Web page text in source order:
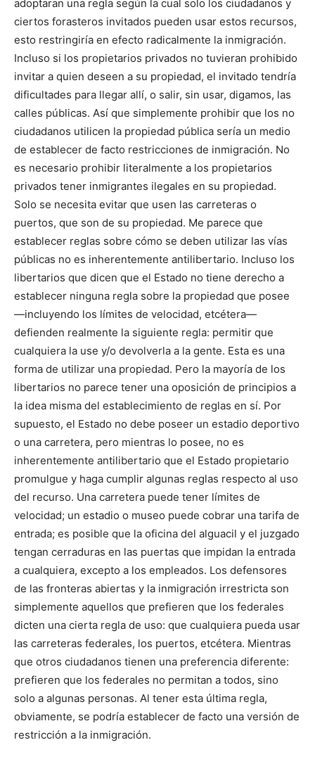
adoptaran una regla según la cual solo los ciudadanos y
ciertos forasteros invitados pueden usar estos recursos,
esto restringiría en efecto radicalmente la inmigración.
Incluso si los propietarios privados no tuvieran prohibido
invitar a quien deseen a su propiedad, el invitado tendría
dificultades para llegar allí, o salir, sin usar, digamos, las
calles públicas. Así que simplemente prohibir que los no
ciudadanos utilicen la propiedad pública sería un medio
de establecer de facto restricciones de inmigración. No
es necesario prohibir literalmente a los propietarios
privados tener inmigrantes ilegales en su propiedad.
Solo se necesita evitar que usen las carreteras o
puertos, que son de su propiedad. Me parece que
establecer reglas sobre cómo se deben utilizar las vías
públicas no es inherentemente antilibertario. Incluso los
libertarios que dicen que el Estado no tiene derecho a
establecer ninguna regla sobre la propiedad que posee
—incluyendo los límites de velocidad, etcétera—
defienden realmente la siguiente regla: permitir que
cualquiera la use y/o devolverla a la gente. Esta es una
forma de utilizar una propiedad. Pero la mayoría de los
libertarios no parece tener una oposición de principios a
la idea misma del establecimiento de reglas en sí. Por
supuesto, el Estado no debe poseer un estadio deportivo
o una carretera, pero mientras lo posee, no es
inherentemente antilibertario que el Estado propietario
promulgue y haga cumplir algunas reglas respecto al uso
del recurso. Una carretera puede tener límites de
velocidad; un estadio o museo puede cobrar una tarifa de
entrada; es posible que la oficina del alguacil y el juzgado
tengan cerraduras en las puertas que impidan la entrada
a cualquiera, excepto a los empleados. Los defensores
de las fronteras abiertas y la inmigración irrestricta son
simplemente aquellos que prefieren que los federales
dicten una cierta regla de uso: que cualquiera pueda usar
las carreteras federales, los puertos, etcétera. Mientras
que otros ciudadanos tienen una preferencia diferente:
prefieren que los federales no permitan a todos, sino
solo a algunas personas. Al tener esta última regla,
obviamente, se podría establecer de facto una versión de
restricción a la inmigración.